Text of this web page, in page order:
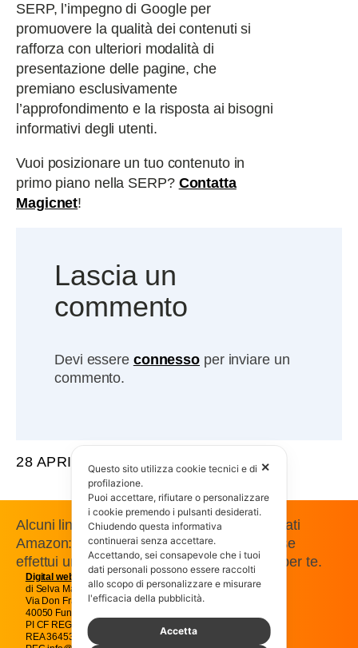
SERP, l’impegno di Google per
promuovere la qualità dei contenuti si
rafforza con ulteriori modalità di
presentazione delle pagine, che
premiano esclusivamente
l’approfondimento e la risposta ai bisogni
informativi degli utenti.
Vuoi posizionare un tuo contenuto in
primo piano nella SERP? Contatta
Magicnet!
Lascia un
commento
Devi essere connesso per inviare un
commento.
28 APRILE 2017
Alcuni link presenti in questo sito sono affiliati
Amazon: guadagniamo una commissione se
effettui un acquisto, senza costi aggiuntivi per te.
Digital web
Magic snc
di Selva Massimo e C.
Via Don Francesco Pasti 22
40050 Funo Argelato Bologna
PI CF REG IMP BO01707541205
REA 364538
✕
Questo sito utilizza cookie tecnici e di
profilazione.
Puoi accettare, rifiutare o personalizzare
i cookie premendo i pulsanti desiderati.
Chiudendo questa informativa
continuerai senza accettare.
Accettando, sei consapevole che i tuoi
dati personali possono essere raccolti
allo scopo di personalizzare e misurare
l'efficacia della pubblicità.
Accetta